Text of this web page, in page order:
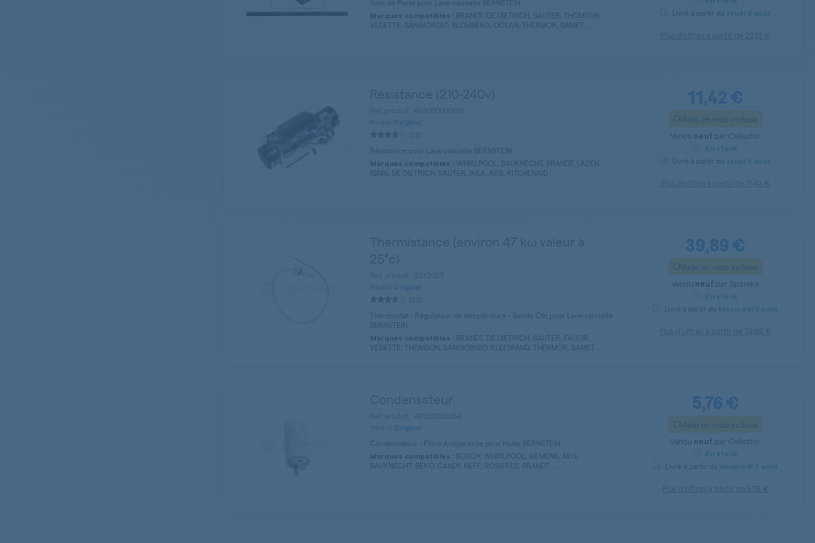
Joint de Porte pour Lave-vaisselle BERNSTEIN
Marques compatibles : BRANDT, DE DIETRICH, SAUTER, THOMSON,
VEDETTE, SANGIORGIO, BLOMBERG, OCEAN, THERMOR, SAMET ...
Livré à partir du Jeudi 6 août
Original
Résistance pour Lave-vaisselle BERNSTEIN
Marques compatibles : WHIRLPOOL, BAUKNECHT, BRANDT, LADEN,
IGNIS, DE DIETRICH, SAUTER, IKEA, AEG, KITCHENAID ...
11,42 €
Aide en visio incluse
Vendu neuf par Cellastor
En stock
Livré à partir du Jeudi 6 août
Original
Thermostat - Régulateur de température - Sonde Ctn pour Lave-vaisselle
BERNSTEIN
Marques compatibles : BRANDT, DE DIETRICH, SAUTER, FAGOR,
VEDETTE, THOMSON, SANGIORGIO, KLEENMAID, THERMOR, SAMET ...
39,89 €
Aide en visio incluse
Vendu neuf par Spareka
En stock
Livré à partir du Mercredi 5 août
Original
Condensateur - Filtre Antiparasite pour Hotte BERNSTEIN
Marques compatibles : BOSCH, WHIRLPOOL, SIEMENS, AEG,
BAUKNECHT, BEKO, CANDY, NEFF, ROSIERES, BRANDT ...
5,76 €
Aide en visio incluse
Vendu neuf par Cellastor
En stock
Livré à partir du Vendredi 7 août